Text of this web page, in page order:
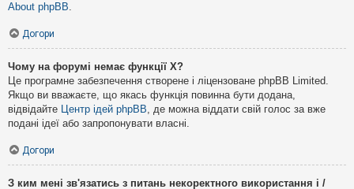
About phpBB.
Догори
Чому на форумі немає функції X?
Це програмне забезпечення створене і ліцензоване phpBB Limited.
Якщо ви вважаєте, що якась функція повинна бути додана,
відвідайте Центр ідей phpBB, де можна віддати свій голос за вже
подані ідеї або запропонувати власні.
Догори
З ким мені зв'язатись з питань некоректного використання і /